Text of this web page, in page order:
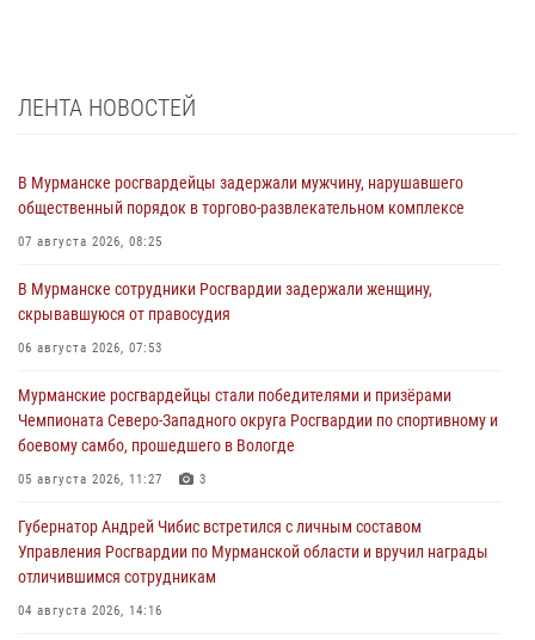
ЛЕНТА НОВОСТЕЙ
В Мурманске росгвардейцы задержали мужчину, нарушавшего
общественный порядок в торгово-развлекательном комплексе
07 августа 2026, 08:25
В Мурманске сотрудники Росгвардии задержали женщину,
скрывавшуюся от правосудия
06 августа 2026, 07:53
Мурманские росгвардейцы стали победителями и призёрами
Чемпионата Северо-Западного округа Росгвардии по спортивному и
боевому самбо, прошедшего в Вологде
05 августа 2026, 11:27 3
Губернатор Андрей Чибис встретился с личным составом
Управления Росгвардии по Мурманской области и вручил награды
отличившимся сотрудникам
04 августа 2026, 14:16